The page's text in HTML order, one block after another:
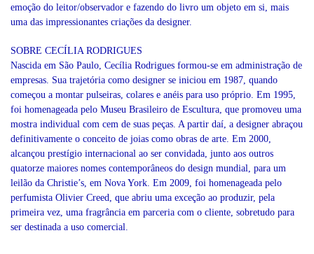
emoção do leitor/observador e fazendo do livro um objeto em si, mais
uma das impressionantes criações da designer.
SOBRE CECÍLIA RODRIGUES
Nascida em São Paulo, Cecília Rodrigues formou-se em administração de
empresas. Sua trajetória como designer se iniciou em 1987, quando
começou a montar pulseiras, colares e anéis para uso próprio. Em 1995,
foi homenageada pelo Museu Brasileiro de Escultura, que promoveu uma
mostra individual com cem de suas peças. A partir daí, a designer abraçou
definitivamente o conceito de joias como obras de arte. Em 2000,
alcançou prestígio internacional ao ser convidada, junto aos outros
quatorze maiores nomes contemporâneos do design mundial, para um
leilão da Christie’s, em Nova York. Em 2009, foi homenageada pelo
perfumista Olivier Creed, que abriu uma exceção ao produzir, pela
primeira vez, uma fragrância em parceria com o cliente, sobretudo para
ser destinada a uso comercial.